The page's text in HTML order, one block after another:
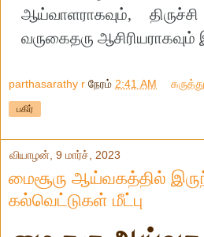
ஆய்வாளராகவும்,
வருகைதரு ஆசிரியராகவும்
parthasarathy r நேரம் 2:41 AM
பகிர்
வியாழன், 9 மார்ச், 2023
மைசூரு ஆய்வகத்தில்
கல்வெட்டுகள் மீட்பு